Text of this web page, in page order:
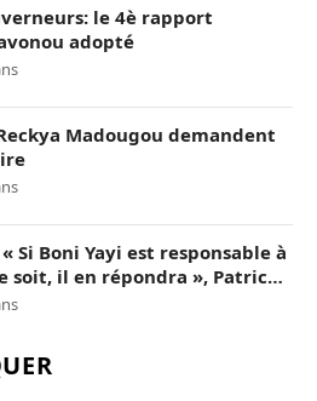
le 4è rapport
adopté
Madougou demandent
Si Boni Yayi est responsable à
soit, il en répondra », Patrice